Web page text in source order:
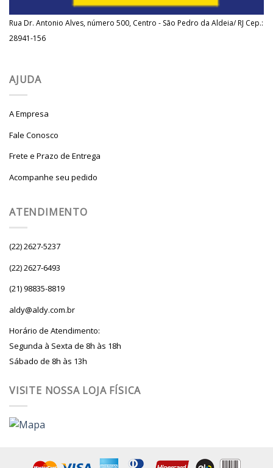
Rua Dr. Antonio Alves, número 500, Centro - São Pedro da Aldeia/ RJ Cep.:
28941-156
AJUDA
A Empresa
Fale Conosco
Frete e Prazo de Entrega
Acompanhe seu pedido
ATENDIMENTO
(22) 2627-5237
(22) 2627-6493
(21) 98835-8819
aldy@aldy.com.br
Horário de Atendimento:
Segunda à Sexta de 8h às 18h
Sábado de 8h às 13h
VISITE NOSSA LOJA FÍSICA